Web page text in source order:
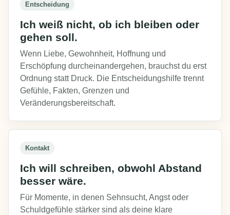
Entscheidung
Ich weiß nicht, ob ich bleiben oder
gehen soll.
Wenn Liebe, Gewohnheit, Hoffnung und
Erschöpfung durcheinandergehen, brauchst du erst
Ordnung statt Druck. Die Entscheidungshilfe trennt
Gefühle, Fakten, Grenzen und
Veränderungsbereitschaft.
Kontakt
Ich will schreiben, obwohl Abstand
besser wäre.
Für Momente, in denen Sehnsucht, Angst oder
Schuldgefühle stärker sind als deine klare